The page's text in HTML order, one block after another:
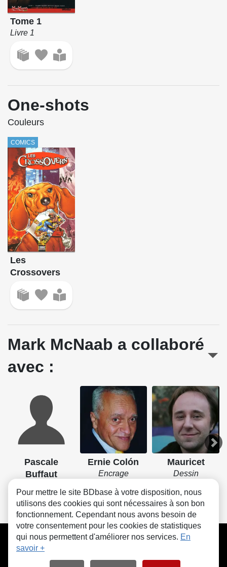
Tome 1
Livre 1
One-shots
Couleurs
COMICS
Les
Crossovers
Mark McNaab a collaboré
avec :
Pascale
Buffaut
Ernie Colón
Encrage
Mauricet
Dessin
CGU FAQ Contact Cookies
Pour mettre le site BDbase à votre disposition, nous
utilisons des cookies qui sont nécessaires à son bon
fonctionnement. Cependant nous avons besoin de
votre consentement pour les cookies de statistiques
qui nous permettent d'améliorer nos services. En
savoir +